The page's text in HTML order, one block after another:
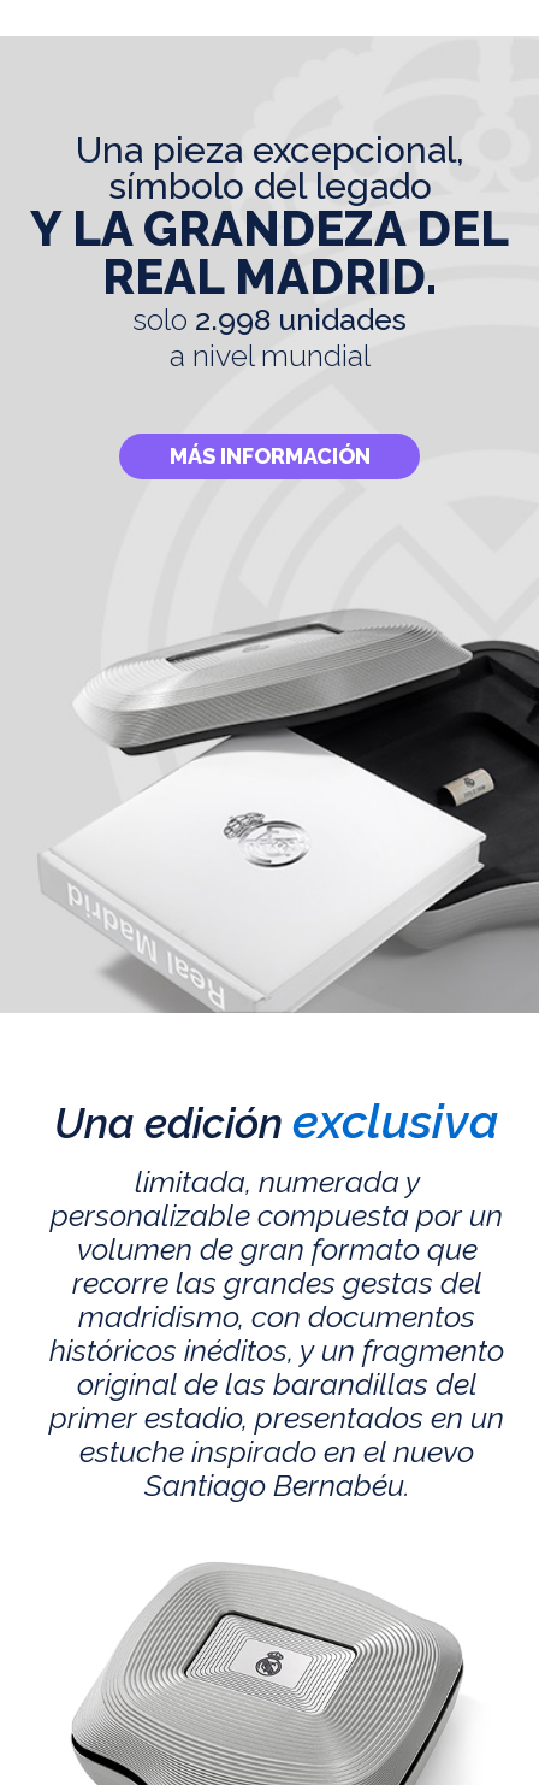
una pieza excepcional,
símbolo del legado
Y LA GRANDEZA DEL
REAL MADRID.
solo 2.998 unidades
a nivel mundial
MÁS INFORMACIÓN
Una edición exclusiva
limitada, numerada y
personalizable compuesta por un
volumen de gran formato que
recorre las grandes gestas del
madridismo, con documentos
históricos inéditos, y un fragmento
original de las barandillas del
primer estadio, presentados en un
estuche inspirado en el nuevo
Santiago Bernabéu.